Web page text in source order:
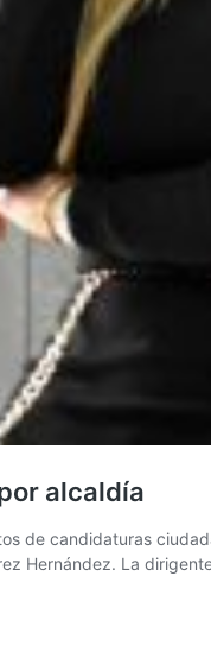
alcaldía
de candidaturas
Hernández. La